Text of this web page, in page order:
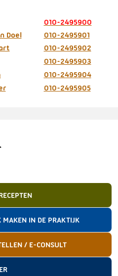
010-2495900
Doel
010-2495901
010-2495902
010-2495903
010-2495904
010-2495905
MAKEN IN DE PRAKTIJK
/ E-CONSULT